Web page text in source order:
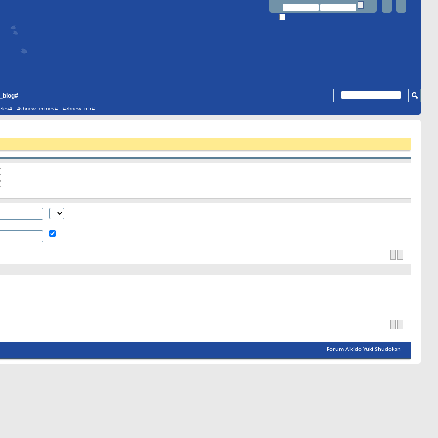
#vbnew_entries# #vbnew_mfr#
Forum Aikido Yuki Shudokan